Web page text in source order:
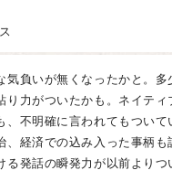
気負いが無くなったかと。多
り力がついたかも。ネイティ
、不明確に言われてもついて
、経済での込み入った事柄も
る発話の瞬発力が以前よりつ